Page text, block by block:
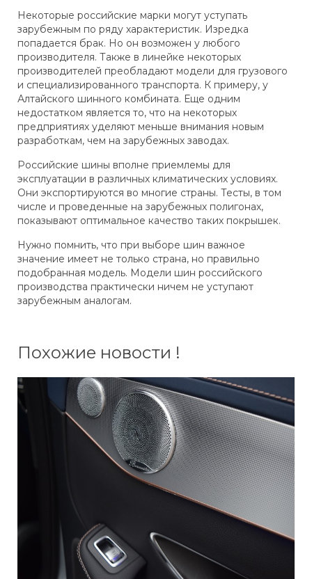
Некоторые российские марки могут уступать
зарубежным по ряду характеристик. Изредка
попадается брак. Но он возможен у любого
производителя. Также в линейке некоторых
производителей преобладают модели для грузового
и специализированного транспорта. К примеру, у
Алтайского шинного комбината. Еще одним
недостатком является то, что на некоторых
предприятиях уделяют меньше внимания новым
разработкам, чем на зарубежных заводах.
Российские шины вполне приемлемы для
эксплуатации в различных климатических условиях.
Они экспортируются во многие страны. Тесты, в том
числе и проведенные на зарубежных полигонах,
показывают оптимальное качество таких покрышек.
Нужно помнить, что при выборе шин важное
значение имеет не только страна, но правильно
подобранная модель. Модели шин российского
производства практически ничем не уступают
зарубежным аналогам.
Похожие новости !